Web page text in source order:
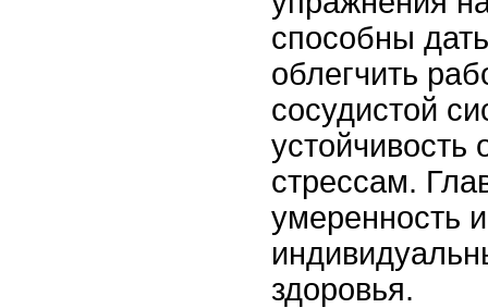
способны
облегчить
сосудистой
устойчивость
стрессам.
умеренность
здоровья.